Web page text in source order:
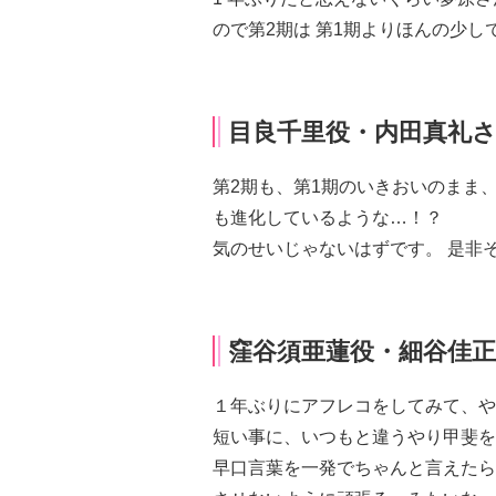
ので第2期は 第1期よりほんの少し
目良千里役・内田真礼
第2期も、第1期のいきおいのまま
も進化しているような… ！？
気のせいじゃないはずです。
是非
窪谷須亜蓮役・細谷佳
１年ぶりにアフレコをしてみて、
短い事に、いつもと違うやり甲斐
早口言葉を一発でちゃんと言えた